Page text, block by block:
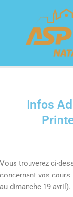
Infos
Vous trouverez ci-
concernant vos cours
au dimanche 19 avril).